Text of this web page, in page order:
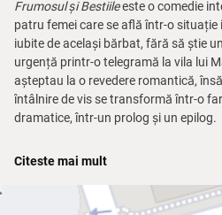
Frumosul și Bestiileeste o comedie
patru femei care se află într-o
iubite de același bărbat, fără să știe
urgență printr-o telegramă la vila lui
așteptau la o revedere romantică,
întâlnire de vis se transformă într-o
dramatice, într-un prolog și un epilog.
personalități și vise diferite, dar toate
Marco. În loc să se lupte între ele și
se alieze și să pedepsească în mod
Citeste mai mult